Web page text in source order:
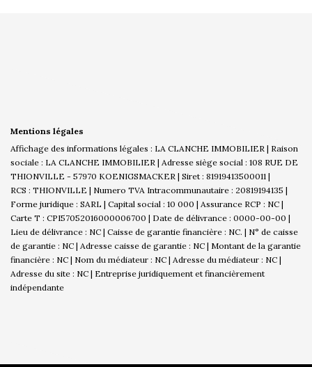
Mentions légales
Affichage des informations légales : LA CLANCHE IMMOBILIER | Raison
sociale : LA CLANCHE IMMOBILIER | Adresse siège social : 108 RUE DE
THIONVILLE - 57970 KOENIGSMACKER | Siret : 81919413500011 |
RCS : THIONVILLE | Numero TVA Intracommunautaire : 20819194135 |
Forme juridique : SARL | Capital social : 10 000 | Assurance RCP : NC |
Carte T : CPI57052016000006700 | Date de délivrance : 0000-00-00 |
Lieu de délivrance : NC | Caisse de garantie financière : NC. | N° de caisse
de garantie : NC | Adresse caisse de garantie : NC | Montant de la garantie
financière : NC | Nom du médiateur : NC | Adresse du médiateur : NC |
Adresse du site : NC | Entreprise juridiquement et financièrement
indépendante